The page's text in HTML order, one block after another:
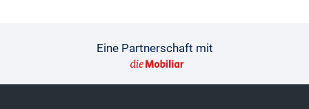
Eine Partnerschaft mit